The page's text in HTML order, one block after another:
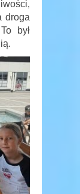
droga
był